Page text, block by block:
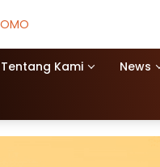
Tentang Kami News